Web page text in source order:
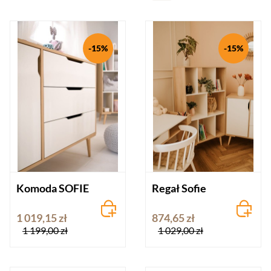
Komoda SOFIE
1 019,15 zł
1 199,00 zł
-15%
Regał Sofie
874,65 zł
1 029,00 zł
-15%